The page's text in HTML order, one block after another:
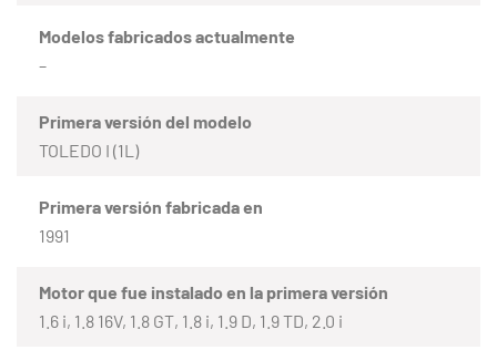
Modelos fabricados actualmente
–
Primera versión del modelo
TOLEDO I (1L)
Primera versión fabricada en
1991
Motor que fue instalado en la primera versión
1.6 i, 1.8 16V, 1.8 GT, 1.8 i, 1.9 D, 1.9 TD, 2.0 i